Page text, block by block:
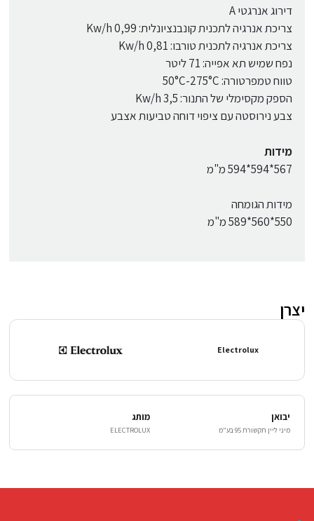
דירוג אנרגטי A
צריכת אנרגיה לתכנית קונבנציונלית: 0,99 Kw/h
צריכת אנרגיה לתכנית טורבו: 0,81 Kw/h
נפח שמיש תא אפייה: 71 ליטר
טווח טמפרטורה: 50°C-275°C
הספק מקסימלי של התנור: 3,5 Kw/h
צבע נירוסטה עם ציפוי דוחה טביעות אצבע
מידות
567*594*594 מ"מ
מידות הגומחה
550*560*589 מ"מ
יצרן
Electrolux
יבואן
מיני ליין תקשורת 95 בע"מ
מותג
ELECTROLUX